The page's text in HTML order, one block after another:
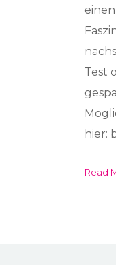
Test
hier:
Read